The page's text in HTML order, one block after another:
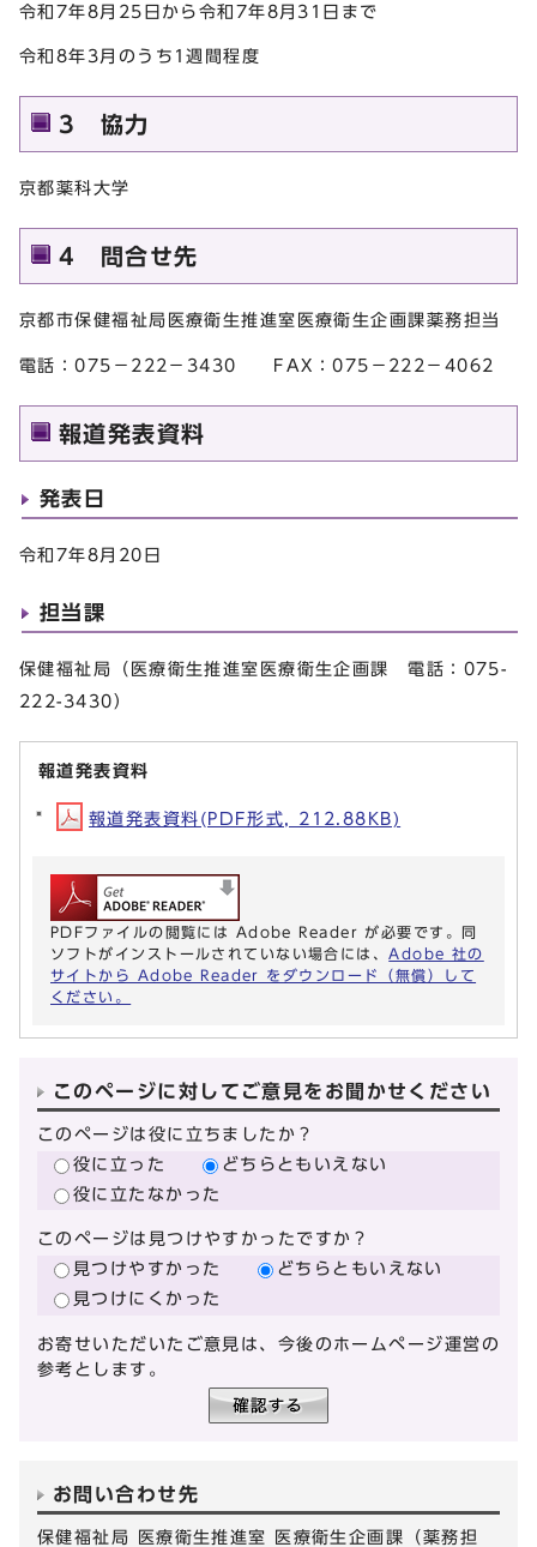
令和7年8月25日から令和7年8月31日まで
令和8年3月のうち1週間程度
3 協力
京都薬科大学
4 問合せ先
京都市保健福祉局医療衛生推進室医療衛生企画課薬務担当
電話：075－222－3430 FAX：075－222－4062
報道発表資料
発表日
令和7年8月20日
担当課
保健福祉局（医療衛生推進室医療衛生企画課 電話：075-
222-3430）
報道発表資料
報道発表資料(PDF形式, 212.88KB)
PDFファイルの閲覧には Adobe Reader が必要です。同
ソフトがインストールされていない場合には、 Adobe 社の
サイトから Adobe Reader をダウンロード（無償）して
ください。
このページに対してご意見をお聞かせください
このページは役に立ちましたか？
役に立った
どちらともいえない
役に立たなかった
このページは見つけやすかったですか？
見つけやすかった
どちらともいえない
見つけにくかった
お寄せいただいたご意見は、今後のホームページ運営の
参考とします。
お問い合わせ先
保健福祉局 医療衛生推進室 医療衛生企画課（薬務担